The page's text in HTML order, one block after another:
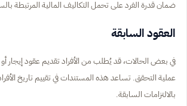
ضمان قدرة الفرد على تحمل التكاليف المالية المرتبطة
العقود السابقة
في بعض الحالات، قد يُطلب من الأفراد تقديم عقود إيجار
عملية التحقق. تساعد هذه المستندات في تقييم تاريخ
بالالتزامات السابقة.